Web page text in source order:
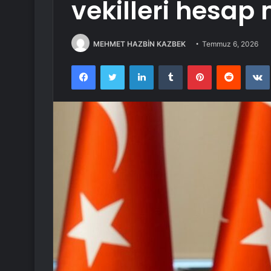
vekilleri hesap
MEHMET HAZBİN KAZBEK Temmuz 6, 2026
FacebookTwitter LinkedInTumblr PinterestReddit